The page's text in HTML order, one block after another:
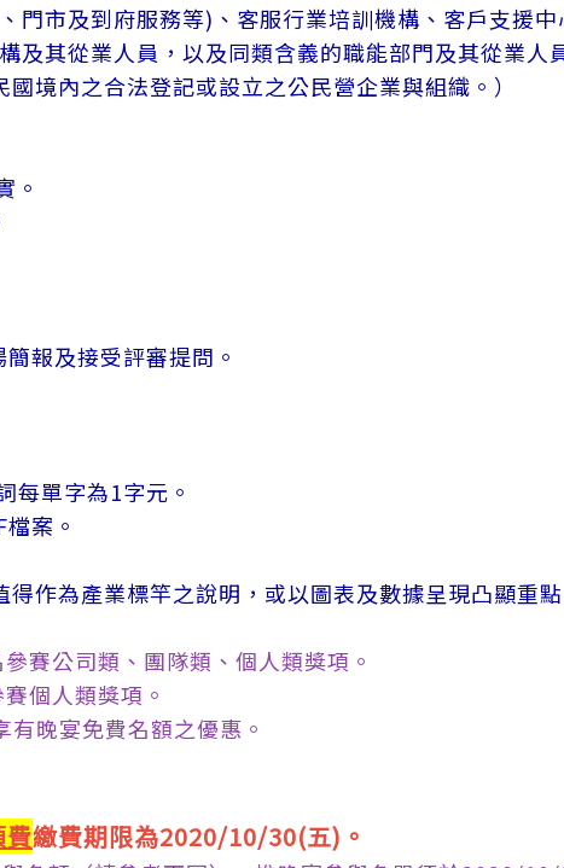
市及到府服務等)、客服行業培訓機構、客戶支援中
其從業人員，以及同類含義的職能部門及其從業人
境內之合法登記或設立之公民營企業與組織。）
。
報及接受評審提問。
每單字為1字元。
案。
作為產業標竿之說明，或以圖表及數據呈現凸顯重點
賽公司類、團隊類、個人類獎項。
個人類獎項。
晚宴免費名額之優惠。
費繳費期限為2020/10/30(五)。